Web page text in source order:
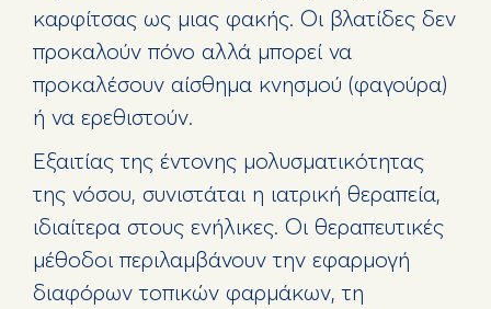
καρφίτσας ως μιας φακής. Οι βλατίδες δεν
προκαλούν πόνο αλλά μπορεί να
προκαλέσουν αίσθημα κνησμού (φαγούρα)
ή να ερεθιστούν.
Εξαιτίας της έντονης μολυσματικότητας
της νόσου, συνιστάται η ιατρική θεραπεία,
ιδιαίτερα στους ενήλικες. Οι θεραπευτικές
μέθοδοι περιλαμβάνουν την εφαρμογή
διαφόρων τοπικών φαρμάκων, τη